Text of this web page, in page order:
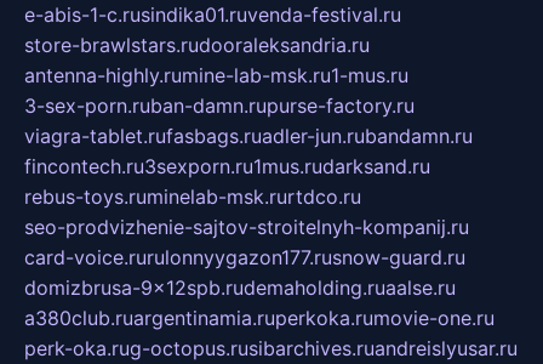
e-abis-1-c.rusindika01.ruvenda-festival.ru
store-brawlstars.rudooraleksandria.ru
antenna-highly.rumine-lab-msk.ru1-mus.ru
3-sex-porn.ruban-damn.rupurse-factory.ru
viagra-tablet.rufasbags.ruadler-jun.rubandamn.ru
fincontech.ru3sexporn.ru1mus.rudarksand.ru
rebus-toys.ruminelab-msk.rurtdco.ru
seo-prodvizhenie-sajtov-stroitelnyh-kompanij.ru
card-voice.rurulonnyygazon177.rusnow-guard.ru
domizbrusa-9x12spb.rudemaholding.ruaalse.ru
a380club.ruargentinamia.ruperkoka.rumovie-one.ru
perk-oka.rug-octopus.rusibarchives.ruandreislyusar.ru